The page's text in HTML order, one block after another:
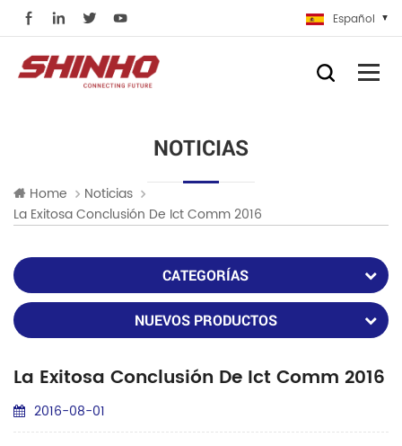
Español
NOTICIAS
Home
Noticias
La Exitosa Conclusión De Ict Comm 2016
CATEGORÍAS
NUEVOS PRODUCTOS
La Exitosa Conclusión De Ict Comm 2016
2016-08-01